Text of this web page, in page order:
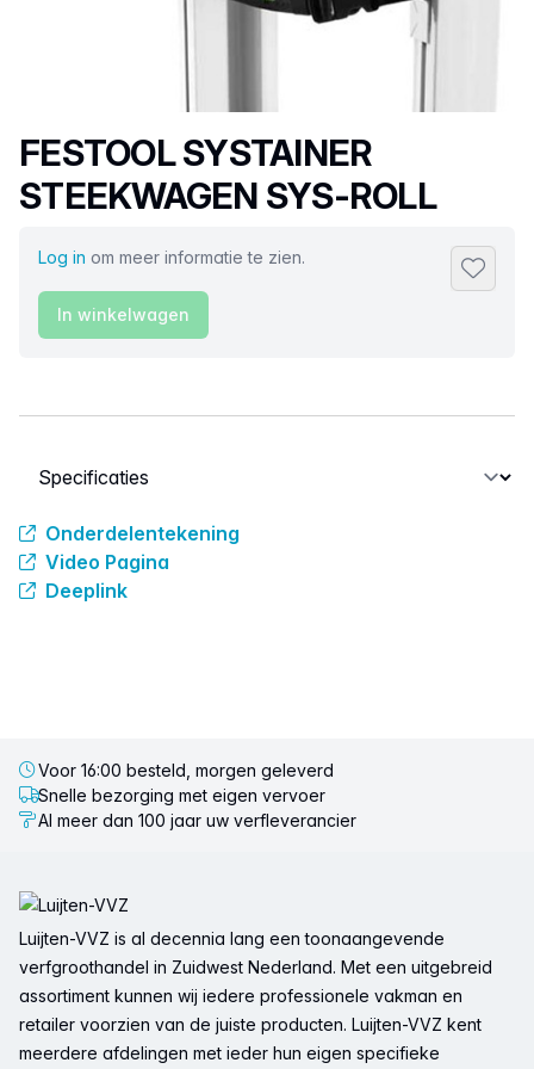
Productnaam
FESTOOL SYSTAINER
STEEKWAGEN SYS-ROLL
Log in om meer informatie te zien.
In winkelwagen
Selecteer een tabblad
Onderdelentekening
Video Pagina
Deeplink
Voor 16:00 besteld, morgen geleverd
Snelle bezorging met eigen vervoer
Al meer dan 100 jaar uw verfleverancier
Luijten-VVZ is al decennia lang een toonaangevende
verfgroothandel in Zuidwest Nederland. Met een uitgebreid
assortiment kunnen wij iedere professionele vakman en
retailer voorzien van de juiste producten. Luijten-VVZ kent
meerdere afdelingen met ieder hun eigen specifieke